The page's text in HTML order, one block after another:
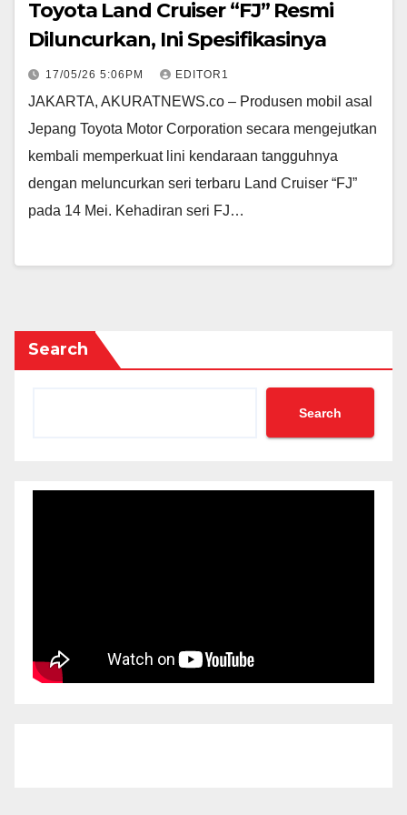
Toyota Land Cruiser “FJ” Resmi
Diluncurkan, Ini Spesifikasinya
17/05/26 5:06PM EDITOR1
JAKARTA, AKURATNEWS.co – Produsen mobil asal
Jepang Toyota Motor Corporation secara mengejutkan
kembali memperkuat lini kendaraan tangguhnya
dengan meluncurkan seri terbaru Land Cruiser “FJ”
pada 14 Mei. Kehadiran seri FJ…
Search
Search